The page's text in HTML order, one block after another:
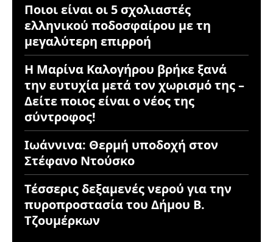
Ποιοι είναι οι 5 σχολιαστές
ελληνικού ποδοσφαίρου με τη
μεγαλύτερη επιρροή
Η Μαρίνα Καλογήρου βρήκε ξανά
την ευτυχία μετά τον χωρισμό της –
Δείτε ποιος είναι ο νέος της
σύντροφος!
Ιωάννινα: Θερμή υποδοχή στον
Στέφανο Ντούσκο
Τέσσερις δεξαμενές νερού για την
πυροπροστασία του Δήμου Β.
Τζουμέρκων